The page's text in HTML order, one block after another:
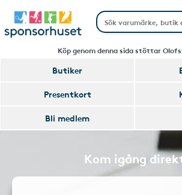
Köp genom denna sida stöttar
Butiker
Presentkort
Bli medlem
Kom igång